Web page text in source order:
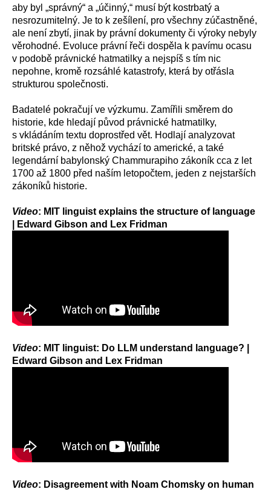
aby byl „správný“ a „účinný,“ musí být kostrbatý a
nesrozumitelný. Je to k zešílení, pro všechny zúčastněné,
ale není zbytí, jinak by právní dokumenty či výroky nebyly
věrohodné. Evoluce právní řeči dospěla k pavímu ocasu
v podobě právnické hatmatilky a nejspíš s tím nic
nepohne, kromě rozsáhlé katastrofy, která by otřásla
strukturou společnosti.
Badatelé pokračují ve výzkumu. Zamířili směrem do
historie, kde hledají původ právnické hatmatilky,
s vkládáním textu doprostřed vět. Hodlají analyzovat
britské právo, z něhož vychází to americké, a také
legendární babylonský Chammurapiho zákoník cca z let
1700 až 1800 před naším letopočtem, jeden z nejstarších
zákoníků historie.
Video: MIT linguist explains the structure of language
| Edward Gibson and Lex Fridman
Video: MIT linguist: Do LLM understand language? |
Edward Gibson and Lex Fridman
Video: Disagreement with Noam Chomsky on human